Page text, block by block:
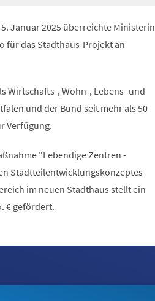
Januar 2025 überreichte Ministerin
für das Stadthaus-Projekt an
Wirtschafts-, Wohn-, Lebens- und
und der Bund seit mehr als 50
Verfügung.
"Lebendige Zentren -
Stadtteilentwicklungskonzeptes
im neuen Stadthaus stellt ein
€ gefördert.